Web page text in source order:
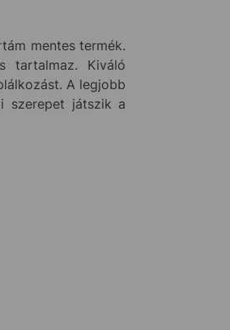
mentes termék.
tartalmaz. Kiváló
A legjobb
szerepet játszik a